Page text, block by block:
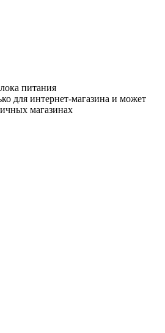
питания
для интернет-магазина и может
магазинах